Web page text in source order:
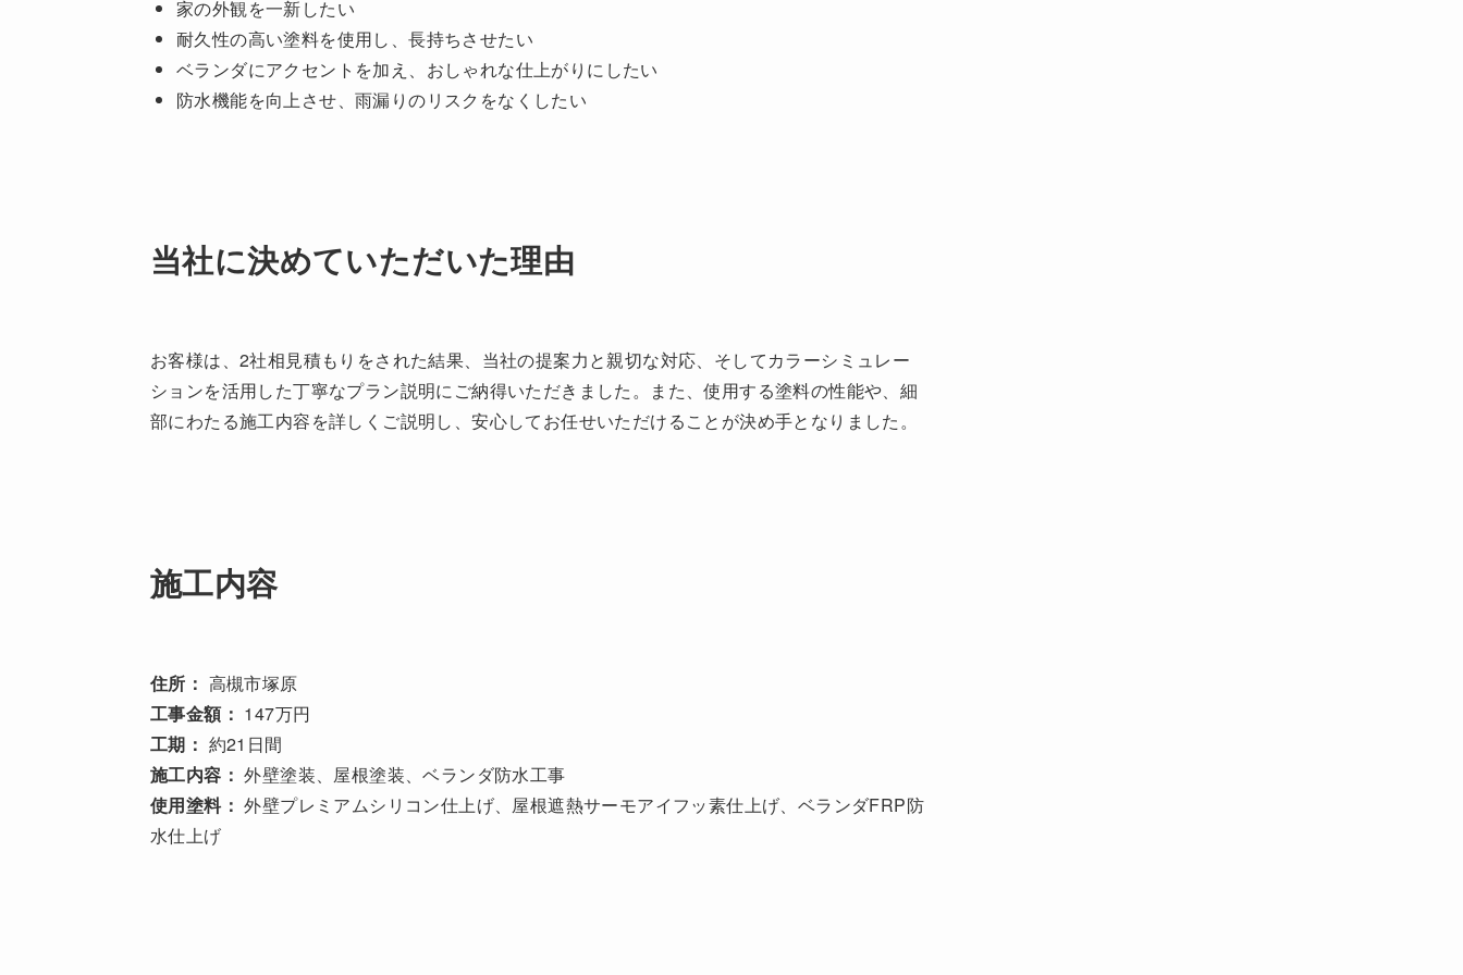
家の外観を一新したい
耐久性の高い塗料を使用し、長持ちさせたい
ベランダにアクセントを加え、おしゃれな仕上がりにしたい
防水機能を向上させ、雨漏りのリスクをなくしたい
当社に決めていただいた理由
お客様は、2社相見積もりをされた結果、当社の提案力と親切な対応、そしてカラーシミュレー
ションを活用した丁寧なプラン説明にご納得いただきました。また、使用する塗料の性能や、細
部にわたる施工内容を詳しくご説明し、安心してお任せいただけることが決め手となりました。
施工内容
住所： 高槻市塚原
工事金額： 147万円
工期： 約21日間
施工内容： 外壁塗装、屋根塗装、ベランダ防水工事
使用塗料： 外壁プレミアムシリコン仕上げ、屋根遮熱サーモアイフッ素仕上げ、ベランダFRP防
水仕上げ